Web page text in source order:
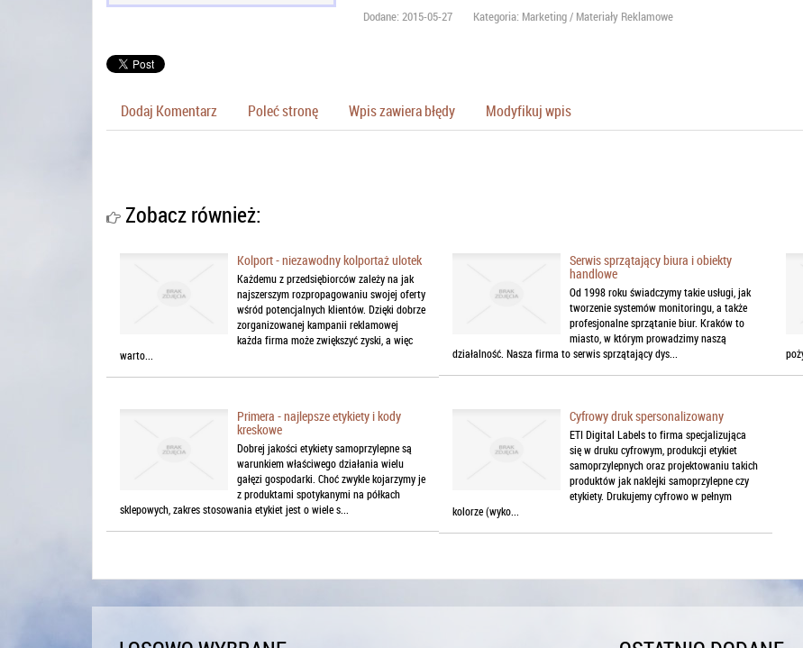
Dodane: 2015-05-27 Kategoria: Marketing / Materiały Reklamowe
Dodaj Komentarz Poleć stronę Wpis zawiera błędy Modyfikuj wpis
Zobacz również:
Kolport - niezawodny kolportaż ulotek
Każdemu z przedsiębiorców zależy na jak
najszerszym rozpropagowaniu swojej oferty
wśród potencjalnych klientów. Dzięki dobrze
zorganizowanej kampanii reklamowej
każda firma może zwiększyć zyski, a więc
warto...
Serwis sprzątający biura i obiekty
handlowe
Od 1998 roku świadczymy takie usługi, jak
tworzenie systemów monitoringu, a także
profesjonalne sprzątanie biur. Kraków to
miasto, w którym prowadzimy naszą
działalność. Nasza firma to serwis sprzątający dys...
Primera - najlepsze etykiety i kody
kreskowe
Dobrej jakości etykiety samoprzylepne są
warunkiem właściwego działania wielu
gałęzi gospodarki. Choć zwykle kojarzymy je
z produktami spotykanymi na półkach
sklepowych, zakres stosowania etykiet jest o wiele s...
Cyfrowy druk spersonalizowany
ETI Digital Labels to firma specjalizująca
się w druku cyfrowym, produkcji etykiet
samoprzylepnych oraz projektowaniu takich
produktów jak naklejki samoprzylepne czy
etykiety. Drukujemy cyfrowo w pełnym
kolorze (wyko...